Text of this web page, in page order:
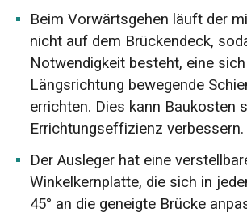
Beim Vorwärtsgehen läuft der
nicht auf dem Brückendeck,
Notwendigkeit besteht, eine
Längsrichtung bewegende
errichten. Dies kann Baukosten
Errichtungseffizienz verbessern.
Der Ausleger hat eine
Winkelkernplatte, die sich in
45° an die geneigte Brücke